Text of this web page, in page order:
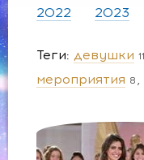
2022
2023
Теги девушки 11
мероприятия 8